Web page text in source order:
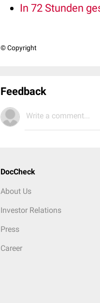
In 72 Stunden
© Copyright
Feedback
Write a comment...
DocCheck
About Us
Investor Relations
Press
Career